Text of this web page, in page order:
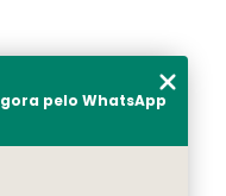
pelo WhatsApp